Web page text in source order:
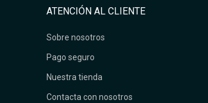
ATENCIÓN AL CLIENTE
Sobre nosotros
Pago seguro
Nuestra tienda
Contacta con nosotros